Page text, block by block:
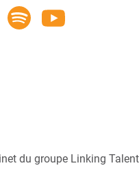
du groupe Linking